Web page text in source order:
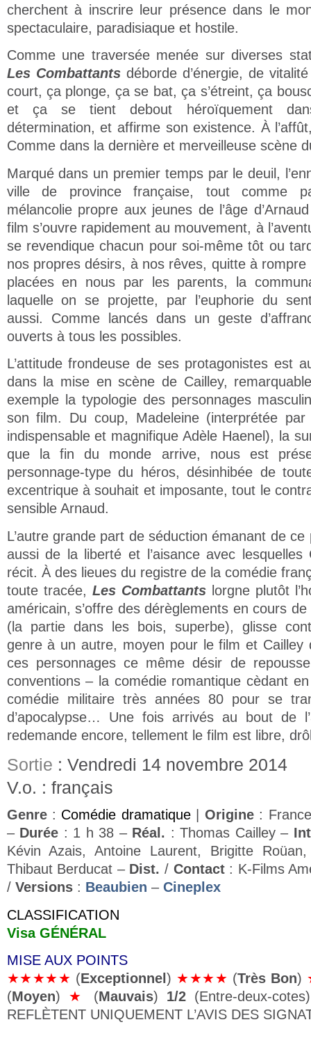
cherchent à inscrire leur présence dans le
spectaculaire, paradisiaque et hostile.
Comme une traversée menée sur diverses
Les Combattantsdéborde d’énergie, de
court, ça plonge, ça se bat, ça s’étreint, ça
et ça se tient debout héroïquement
détermination, et affirme son existence. À
Comme dans la dernière et merveilleuse scène
Marqué dans un premier temps par le deuil,
ville de province française, tout comme
mélancolie propre aux jeunes de l’âge
film s’ouvre rapidement au mouvement, à
se revendique chacun pour soi-même tôt ou
nos propres désirs, à nos rêves, quitte à
placées en nous par les parents, la
laquelle on se projette, par l’euphorie du
aussi. Comme lancés dans un geste
ouverts à tous les possibles.
L’attitude frondeuse de ses protagonistes est
dans la mise en scène de Cailley,
exemple la typologie des personnages
son film. Du coup, Madeleine (interprétée par
indispensable et magnifique Adèle Haenel), la
que la fin du monde arrive, nous est
personnage-type du héros, désinhibée de
excentrique à souhait et imposante, tout le
sensible Arnaud.
L’autre grande part de séduction émanant de
aussi de la liberté et l’aisance avec lesquelles
récit. À des lieues du registre de la comédie
toute tracée, Les Combattantslorgne plutôt
américain, s’offre des dérèglements en cours
(la partie dans les bois, superbe), glisse
genre à un autre, moyen pour le film et Cailley
ces personnages ce même désir de
conventions – la comédie romantique cèdant
comédie militaire très années 80 pour se
d’apocalypse… Une fois arrivés au bout de
redemande encore, tellement le film est libre,
Sortie : Vendredi 14 novembre 2014
V.o. : français
Genre : Comédie dramatique| Origine :
– Durée : 1 h 38 – Réal. : Thomas Cailley –
Kévin Azais, Antoine Laurent, Brigitte
Thibaut Berducat – Dist. / Contact : K-Films
/ Versions : Beaubien – Cineplex
CLASSIFICATION
Visa GÉNÉRAL
MISE AUX POINTS
★★★★★ (Exceptionnel) ★★★★ (Très Bon)
(Moyen) ★ (Mauvais) 1/2 (Entre-deux-
REFLÈTENT UNIQUEMENT L’AVIS DES